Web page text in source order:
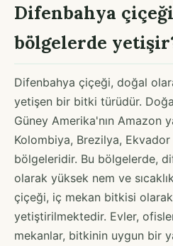
Difenbahya
bölgelerde
Difenbahya çiçeği, doğal
yetişen bir bitki türüdür.
Güney Amerika'nın Amazon
Kolombiya, Brezilya,
bölgeleridir. Bu bölgelerde,
olarak yüksek nem ve
çiçeği, iç mekan bitkisi
yetiştirilmektedir. Evler,
mekanlar, bitkinin uygun bir